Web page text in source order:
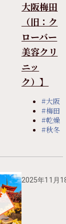
大阪梅田
（旧：ク
ローバー
美容クリ
ニッ
ク）】
#大阪
#梅田
#乾燥
#秋冬
2025年11月